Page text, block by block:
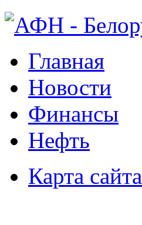
Главная
Новости
Финансы
Нефть
Карта сайта